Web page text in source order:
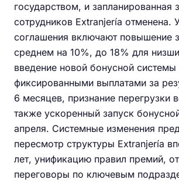
государством, и запланированная
сотрудников Extranjería отменена.
соглашения включают повышение
среднем на 10%, до 18% для
введение новой бонусной системы
фиксированными выплатами за
6 месяцев, признание перегрузки
также ускоренный запуск
апреля. Системные изменения
пересмотр структуры Extranjería
лет, унификацию правил премий,
переговоры по ключевым